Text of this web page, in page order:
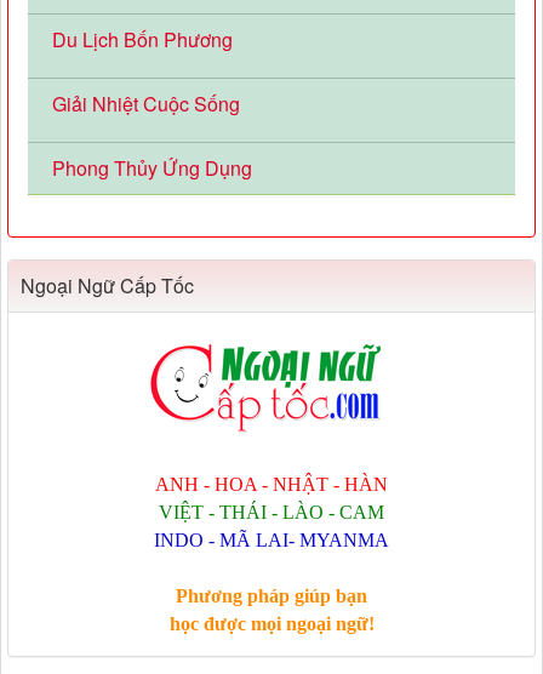
Du Lịch Bốn Phương
Giải Nhiệt Cuộc Sống
Phong Thủy Ứng Dụng
Ngoại Ngữ Cấp Tốc
ANH - HOA - NHẬT - HÀN
VIỆT - THÁI - LÀO - CAM
INDO - MÃ LAI- MYANMA
Phương pháp giúp bạn
học được mọi ngoại ngữ!